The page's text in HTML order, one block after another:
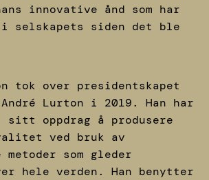
innovative ånd som har
siden det ble
tok over presidentskapet
Lurton i 2019. Han har
oppdrag å produsere
ved bruk av
som gleder
hele verden. Han benytter